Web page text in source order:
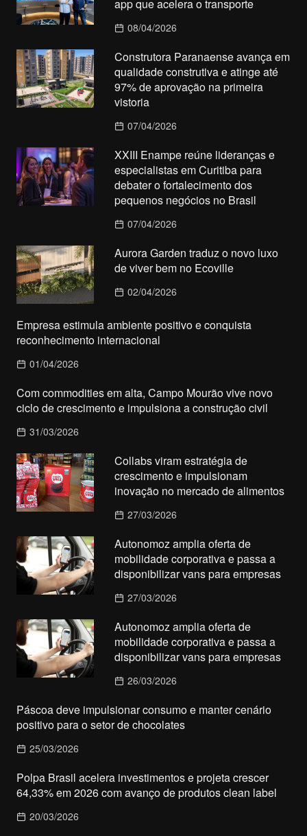
app que acelera o transporte
08/04/2026
Construtora Paranaense avança em
qualidade construtiva e atinge até
97% de aprovação na primeira
vistoria
07/04/2026
XXIII Enampe reúne lideranças e
especialistas em Curitiba para
debater o fortalecimento dos
pequenos negócios no Brasil
07/04/2026
Aurora Garden traduz o novo luxo
de viver bem no Ecoville
02/04/2026
Empresa estimula ambiente positivo e conquista
reconhecimento internacional
01/04/2026
Com commodities em alta, Campo Mourão vive novo
ciclo de crescimento e impulsiona a construção civil
31/03/2026
Collabs viram estratégia de
crescimento e impulsionam
inovação no mercado de alimentos
27/03/2026
Autonomoz amplia oferta de
mobilidade corporativa e passa a
disponibilizar vans para empresas
27/03/2026
Autonomoz amplia oferta de
mobilidade corporativa e passa a
disponibilizar vans para empresas
26/03/2026
Páscoa deve impulsionar consumo e manter cenário
positivo para o setor de chocolates
25/03/2026
Polpa Brasil acelera investimentos e projeta crescer
64,33% em 2026 com avanço de produtos clean label
20/03/2026